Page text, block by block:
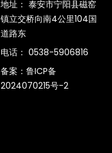
地址： 泰安市宁阳县磁窑
镇立交桥向南4公里104国
道路东
电话： 0538-5906816
备案： 鲁ICP备
2024070215号-2